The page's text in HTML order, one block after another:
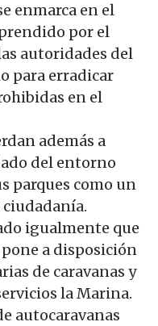
enmarca en el
por el
autoridades del
para erradicar
en el
además a
del entorno
parques como un
igualmente que
a disposición
de caravanas y
la Marina.
autocaravanas